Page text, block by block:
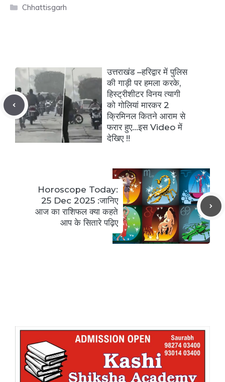
Categories
Chhattisgarh
उत्तराखंड –हरिद्वार में पुलिस
की गाड़ी पर हमला करके,
हिस्ट्रीशीटर विनय त्यागी
को गोलियां मारकर 2
क्रिमिनल कितने आराम से
फरार हुए…इस Video में
देखिए !!
Horoscope Today:
25 Dec 2025 :जानिए
आज का राशिफल क्या कहते
आप के सितारे पढ़िए